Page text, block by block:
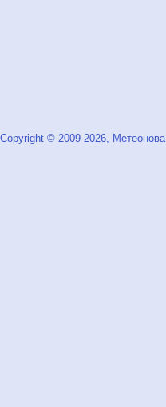
Copyright © 2009-2026, Метеонова